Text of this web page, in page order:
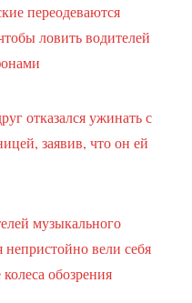
переодеваются
ловить водителей
отказался ужинать с
заявив, что он ей
музыкального
непристойно вели себя
обозрения